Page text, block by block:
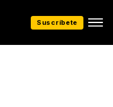
Suscríbete